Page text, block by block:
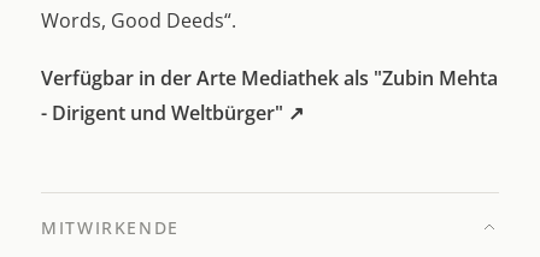
Words, Good Deeds“.
Verfügbar in der Arte Mediathek als "Zubin Mehta
- Dirigent und Weltbürger" ↗
MITWIRKENDE